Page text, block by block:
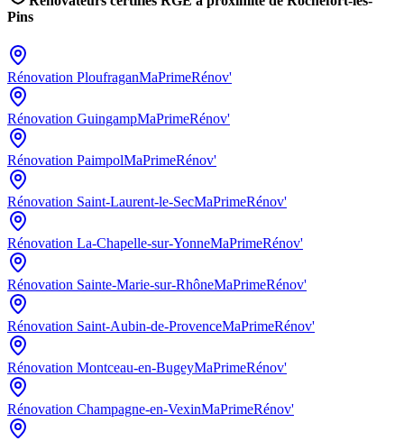
Pins
Rénovation PloufraganMaPrimeRénov'
Rénovation GuingampMaPrimeRénov'
Rénovation PaimpolMaPrimeRénov'
Rénovation Saint-Laurent-le-SecMaPrimeRénov'
Rénovation La-Chapelle-sur-YonneMaPrimeRénov'
Rénovation Sainte-Marie-sur-RhôneMaPrimeRénov'
Rénovation Saint-Aubin-de-ProvenceMaPrimeRénov'
Rénovation Montceau-en-BugeyMaPrimeRénov'
Rénovation Champagne-en-VexinMaPrimeRénov'